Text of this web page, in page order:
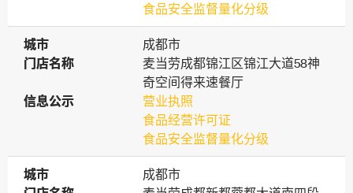
食品安全监督量化分级
城市
城市
成都市
门店名称
门店名称
麦当劳成都锦江区锦江大道58神
奇空间得来速餐厅
信息公示
信息公示
营业执照
食品经营许可证
食品安全监督量化分级
城市
城市
成都市